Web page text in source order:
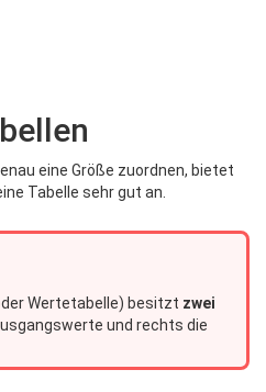
eine Größe zuordnen, bietet
Tabelle sehr gut an.
Wertetabelle) besitzt zwei
und rechts die